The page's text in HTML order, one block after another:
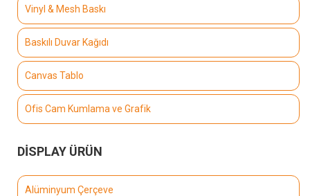
Vinyl & Mesh Baskı
Baskılı Duvar Kağıdı
Canvas Tablo
Ofis Cam Kumlama ve Grafik
DİSPLAY ÜRÜN
Alüminyum Çerçeve